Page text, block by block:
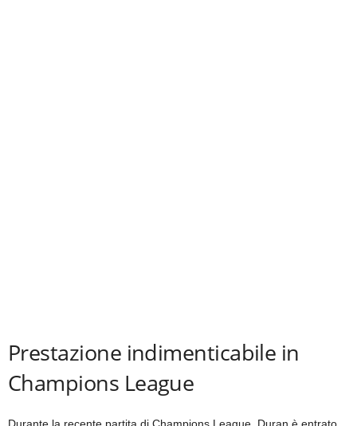
Prestazione indimenticabile in
Champions League